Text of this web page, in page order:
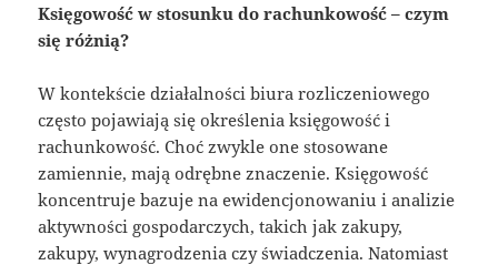
Księgowość w stosunku do rachunkowość – czym
się różnią?
W kontekście działalności biura rozliczeniowego
często pojawiają się określenia księgowość i
rachunkowość. Choć zwykle one stosowane
zamiennie, mają odrębne znaczenie. Księgowość
koncentruje bazuje na ewidencjonowaniu i analizie
aktywności gospodarczych, takich jak zakupy,
zakupy, wynagrodzenia czy świadczenia. Natomiast